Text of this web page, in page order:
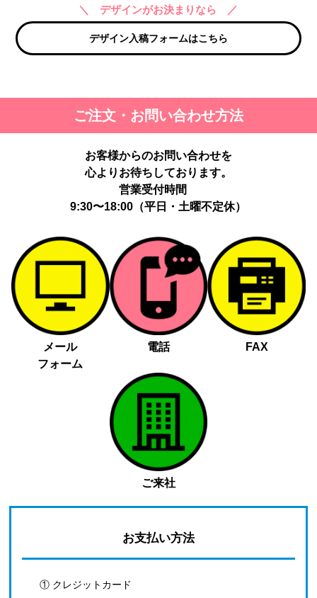
＼ デザインがお決まりなら ／
デザイン入稿フォームはこちら
ご注文・お問い合わせ方法
お客様からのお問い合わせを
心よりお待ちしております。
営業受付時間
9:30〜18:00（平日・土曜不定休）
メール
フォーム
電話 FAX
ご来社
お支払い方法
① クレジットカード